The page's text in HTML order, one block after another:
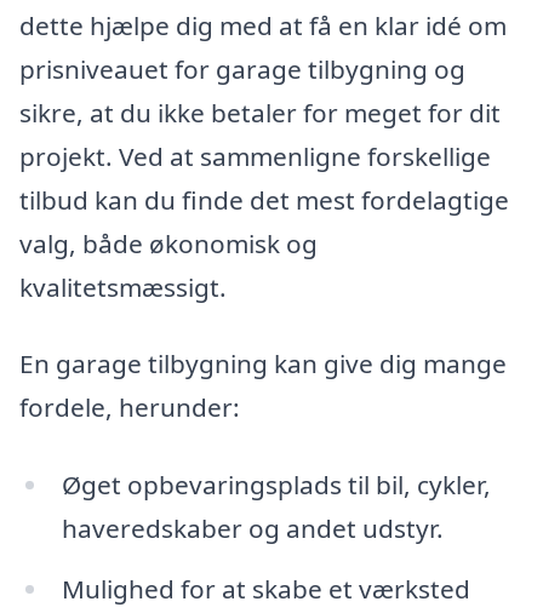
dette hjælpe dig med at få en klar idé om
prisniveauet for garage tilbygning og
sikre, at du ikke betaler for meget for dit
projekt. Ved at sammenligne forskellige
tilbud kan du finde det mest fordelagtige
valg, både økonomisk og
kvalitetsmæssigt.
En garage tilbygning kan give dig mange
fordele, herunder:
Øget opbevaringsplads til bil, cykler,
haveredskaber og andet udstyr.
Mulighed for at skabe et værksted